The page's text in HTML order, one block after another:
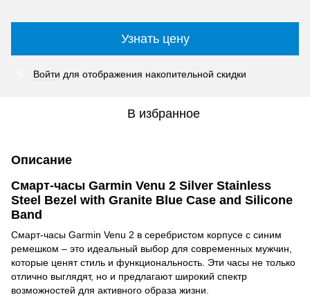
Узнать цену
Войти для отображения накопительной скидки
В избранное
Описание
Смарт-часы Garmin Venu 2 Silver Stainless
Steel Bezel with Granite Blue Case and Silicone
Band
Смарт-часы Garmin Venu 2 в серебристом корпусе с синим
ремешком – это идеальный выбор для современных мужчин,
которые ценят стиль и функциональность. Эти часы не только
отлично выглядят, но и предлагают широкий спектр
возможностей для активного образа жизни.